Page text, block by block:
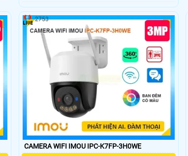
CAMERA WIFI IMOU IPC-K7FP-3H0WE
2753